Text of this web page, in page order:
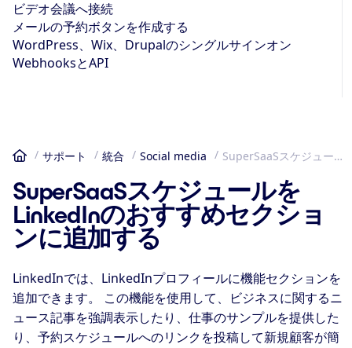
ビデオ会議へ接続
メールの予約ボタンを作成する
WordPress、Wix、Drupalのシングルサインオン
WebhooksとAPI
ホーム
サポート 統合 Social media SuperSaaSスケジュールをLinkedInのおすすめセクションに追加する
SuperSaaSスケジュールを
LinkedInのおすすめセクショ
ンに追加する
LinkedInでは、LinkedInプロフィールに機能セクションを
追加できます。 この機能を使用して、ビジネスに関するニ
ュース記事を強調表示したり、仕事のサンプルを提供した
り、予約スケジュールへのリンクを投稿して新規顧客が簡